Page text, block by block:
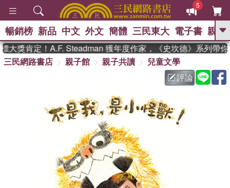
5
GO
熱搜： 東野圭吾 、 高希均教授回憶錄
父親節 、 如果歷
暑期推薦 、 國際布克
獎 臺灣漫遊錄
、
登輝時代 、 數學女孩：黎曼猜想
偉大的迷走神經
暢銷榜 新品 中文 外文 簡體 三民東大 電子書 親子
獎肯定！A.F. Steadman 獲年度作家，《史坎德》系列帶你
三民網路書店
親子館 親子共讀
兒童文學
評論